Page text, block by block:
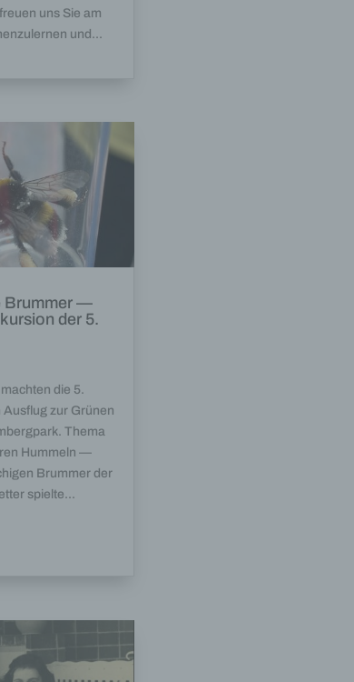
uns Sie am
und...
Brummer —
der 5.
machten die 5.
Ausflug zur Grünen
Thema
Hummeln —
Brummer der
spielte...